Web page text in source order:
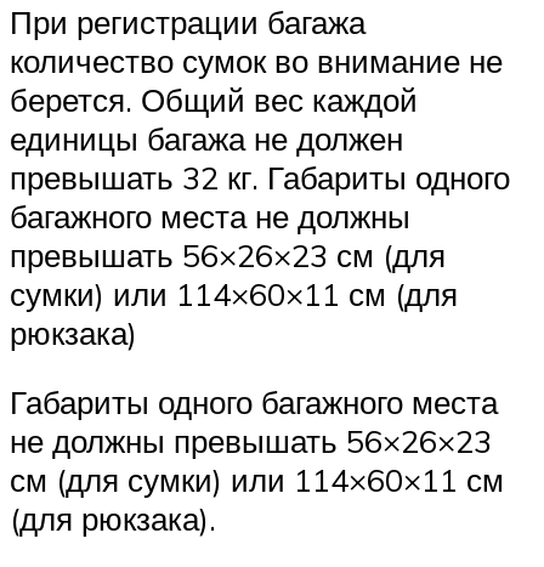
При регистрации багажа
количество сумок во внимание не
берется. Общий вес каждой
единицы багажа не должен
превышать 32 кг. Габариты одного
багажного места не должны
превышать 56×26×23 см (для
сумки) или 114×60×11 см (для
рюкзака)
Габариты одного багажного места
не должны превышать 56×26×23
см (для сумки) или 114×60×11 см
(для рюкзака).